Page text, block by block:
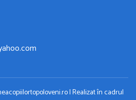
| Realizat în cadrul